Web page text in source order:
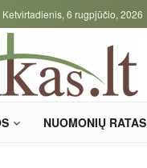
Ketvirtadienis, 6 rugpjūčio, 2026
NUOMONIŲ RATAS